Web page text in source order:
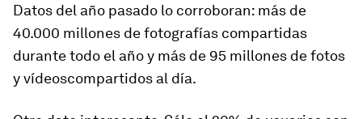
Datos del año pasado lo corroboran: más de
40.000 millones de fotografías compartidas
durante todo el año y más de 95 millones de fotos
y vídeoscompartidos al día.